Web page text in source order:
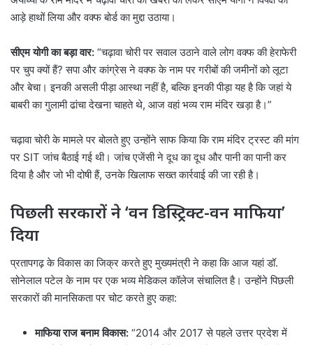
आड़े हाथों लिया और वक्फ बोर्ड का मुद्दा उठाया।
सीएम योगी का बड़ा वार: “चढ़ावा चोरी पर सवाल उठाने वाले लोग वक्फ की हेराफेरी
पर चुप क्यों हैं? सपा और कांग्रेस ने वक्फ के नाम पर गरीबों की जमीनों को लूटा
और बेचा। इनकी असली पीड़ा आस्था नहीं है, बल्कि इनकी पीड़ा यह है कि जहां ये
बाबरी का गुलामी ढांचा देखना चाहते थे, आज वहां भव्य राम मंदिर खड़ा है।”
चढ़ावा चोरी के मामले पर बोलते हुए उन्होंने साफ किया कि राम मंदिर ट्रस्ट की मांग
पर SIT जांच बैठाई गई थी। जांच एजेंसी ने दूध का दूध और पानी का पानी कर
दिया है और जो भी दोषी हैं, उनके खिलाफ सख्त कार्रवाई की जा रही है।
पिछली सरकारों ने ‘वन डिस्ट्रिक्ट-वन माफिया’
दिया
प्रतापगढ़ के विकास का जिक्र करते हुए मुख्यमंत्री ने कहा कि आज यहां डॉ.
सोनेलाल पटेल के नाम पर एक भव्य मेडिकल कॉलेज संचालित है। उन्होंने पिछली
सरकारों की मानसिकता पर चोट करते हुए कहा:
माफिया राज बनाम विकास: “2014 और 2017 से पहले उत्तर प्रदेश में